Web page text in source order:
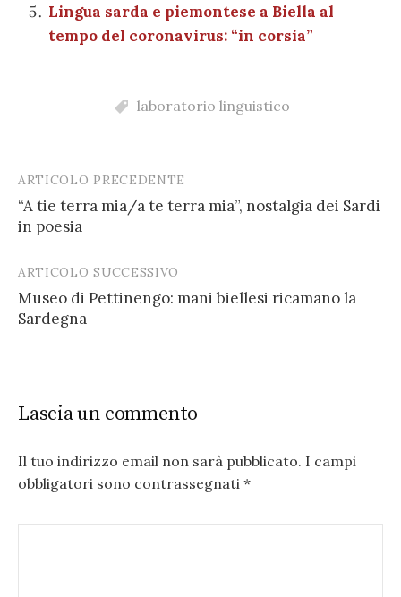
Lingua sarda e piemontese a Biella al
tempo del coronavirus: “in corsia”
laboratorio linguistico
Post
navigation
ARTICOLO PRECEDENTE
“A tie terra mia/a te terra mia”, nostalgia dei Sardi
in poesia
ARTICOLO SUCCESSIVO
Museo di Pettinengo: mani biellesi ricamano la
Sardegna
Lascia un commento
Il tuo indirizzo email non sarà pubblicato. I campi
obbligatori sono contrassegnati *